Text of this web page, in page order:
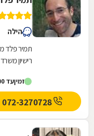
הילה
תמיר פלד
צברתיזמיןעד 21:00
072-3270728